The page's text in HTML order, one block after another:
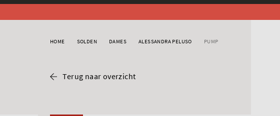
HOME SOLDEN DAMES ALESSANDRA PELUSO PUMP
Terug naar overzicht